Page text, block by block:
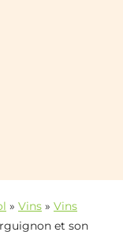
» Vins » Vins
et son